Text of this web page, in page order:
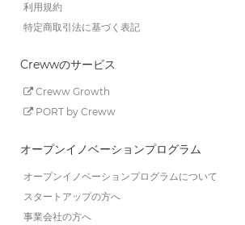
利用規約
特定商取引法に基づく表記
Crewwのサービス
Creww Growth
PORT by Creww
オープンイノベーションプログラム
オープンイノベーションプログラムについて
スタートアップの方へ
事業会社の方へ